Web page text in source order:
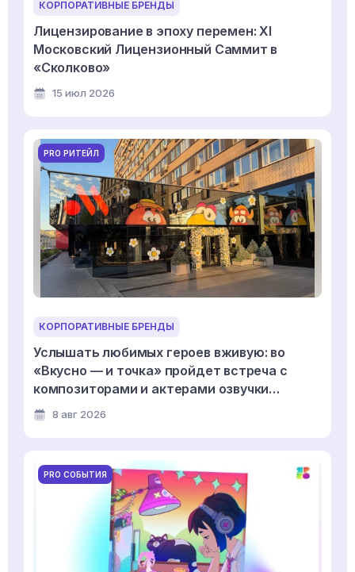
КОРПОРАТИВНЫЕ БРЕНДЫ
Лицензирование в эпоху перемен: XI
Московский Лицензионный Саммит в
«Сколково»
15 июл 2026
PRO РИТЕЙЛ
КОРПОРАТИВНЫЕ БРЕНДЫ
Услышать любимых героев вживую: во
«Вкусно — и точка» пройдет встреча с
композиторами и актерами озвучки
мультсериала «Смешарики»
8 авг 2026
PRO СОБЫТИЯ